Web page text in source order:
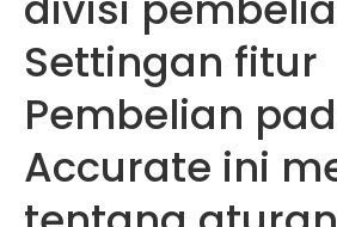
Settingan fitur
Pembelian
Accurate ini